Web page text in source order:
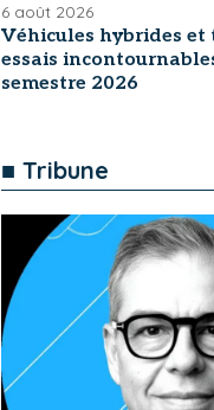
6 août 2026
Véhicules hybrides et
essais
semestre 2026
■ Tribune